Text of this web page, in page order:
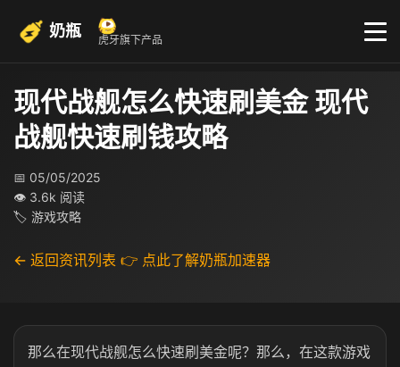
奶瓶 虎牙旗下产品
现代战舰怎么快速刷美金 现代
战舰快速刷钱攻略
📅 05/05/2025
👁 3.6k 阅读
🏷 游戏攻略
← 返回资讯列表 👉 点此了解奶瓶加速器
那么在现代战舰怎么快速刷美金呢？那么，在这款游戏